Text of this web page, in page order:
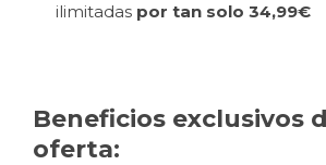
ilimitadas por tan solo 34,99€
Beneficios exclusivos
oferta: